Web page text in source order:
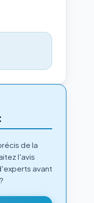
de la
l'avis
avant